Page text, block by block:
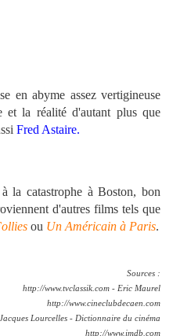
en abyme assez vertigineuse
et la réalité d'autant plus que
Fred Astaire.
la catastrophe à Boston, bon
d'autres films tels que
ou Un Américain à Paris.
Sources :
http://www.tvclassik.com - Eric Maurel
http://www.cineclubdecaen.com
Jacques Lourcelles - Dictionnaire du cinéma
http://www.imdb.com